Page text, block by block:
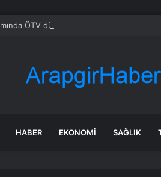
ÖTV düzenlemesi: Vatandaşlar
HABER EKONOMI SAĞLIK